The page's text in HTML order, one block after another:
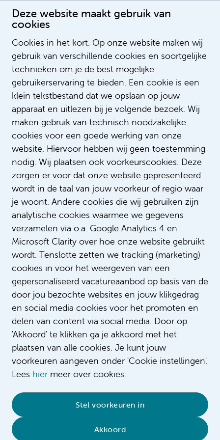
Deze website maakt gebruik van
cookies
Cookies in het kort. Op onze website maken wij
gebruik van verschillende cookies en soortgelijke
technieken om je de best mogelijke
gebruikerservaring te bieden. Een cookie is een
klein tekstbestand dat we opslaan op jouw
apparaat en uitlezen bij je volgende bezoek. Wij
maken gebruik van technisch noodzakelijke
cookies voor een goede werking van onze
website. Hiervoor hebben wij geen toestemming
nodig. Wij plaatsen ook voorkeurscookies. Deze
zorgen er voor dat onze website gepresenteerd
wordt in de taal van jouw voorkeur of regio waar
je woont. Andere cookies die wij gebruiken zijn
analytische cookies waarmee we gegevens
verzamelen via o.a. Google Analytics 4 en
Microsoft Clarity over hoe onze website gebruikt
wordt. Tenslotte zetten we tracking (marketing)
cookies in voor het weergeven van een
gepersonaliseerd vacatureaanbod op basis van de
door jou bezochte websites en jouw klikgedrag
en social media cookies voor het promoten en
delen van content via social media. Door op
'Akkoord' te klikken ga je akkoord met het
plaatsen van alle cookies. Je kunt jouw
voorkeuren aangeven onder 'Cookie instellingen'.
Lees hier meer over cookies.
Stel voorkeuren in
Akkoord
Receive the job alert
Receive vacancies by e-mail?
Is the vacancy you are looking for not on our
site at the moment? You will be kept informed
automatically via our mailing.
Compliment/suggestion